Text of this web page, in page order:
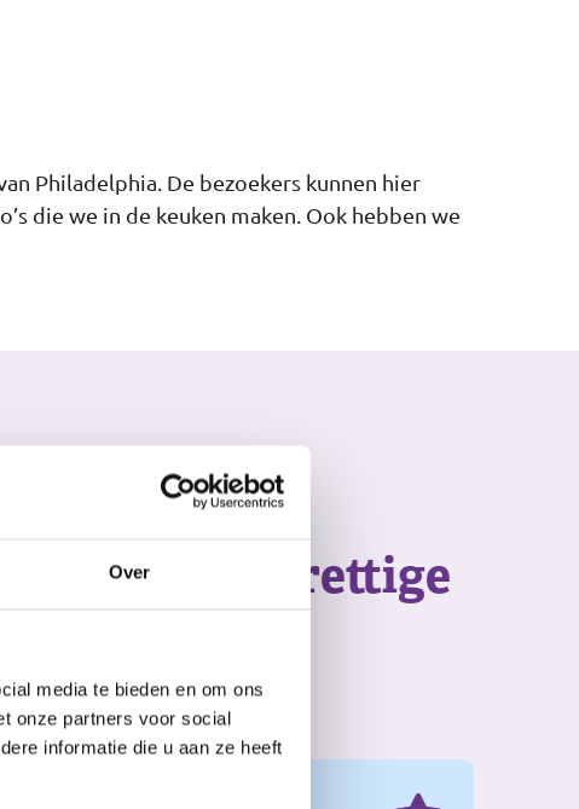
Over
media te bieden en om ons
onze partners voor social
informatie die u aan ze heeft
Philadelphia. De bezoekers kunnen hier
die we in de keuken maken. Ook hebben we
gezellige
bieden je prettige